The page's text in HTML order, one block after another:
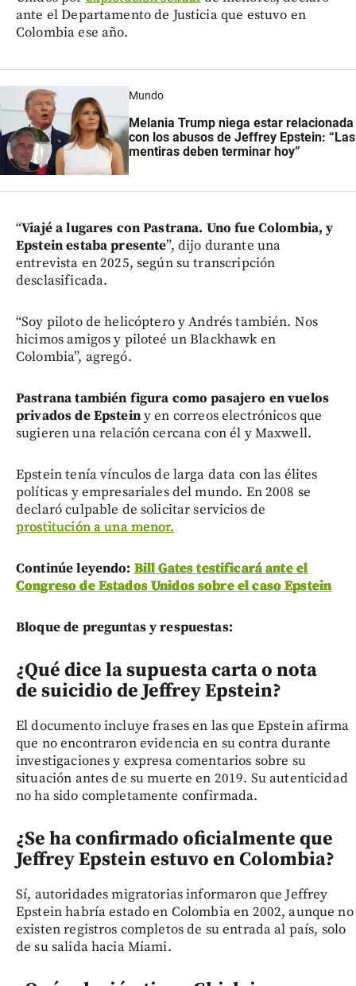
ante el Departamento de Justicia que estuvo en
Colombia ese año.
Mundo
Melania Trump niega estar relacionada
con los abusos de Jeffrey Epstein: “Las
mentiras deben terminar hoy”
“Viajé a lugares con Pastrana. Uno fue Colombia, y
Epstein estaba presente”, dijo durante una
entrevista en 2025, según su transcripción
desclasificada.
“Soy piloto de helicóptero y Andrés también. Nos
hicimos amigos y piloteé un Blackhawk en
Colombia”, agregó.
Pastrana también figura como pasajero en vuelos
privados de Epsteiny en correos electrónicos que
sugieren una relación cercana con él y Maxwell.
Epstein tenía vínculos de larga data con las élites
políticas y empresariales del mundo. En 2008 se
declaró culpable de solicitar servicios de
prostitución a una menor.
Continúe leyendo: Bill Gates testificará ante el
Congreso de Estados Unidos sobre el caso Epstein
Bloque de preguntas y respuestas:
¿Qué dice la supuesta carta o nota
de suicidio de Jeffrey Epstein?
El documento incluye frases en las que Epstein afirma
que no encontraron evidencia en su contra durante
investigaciones y expresa comentarios sobre su
situación antes de su muerte en 2019. Su autenticidad
no ha sido completamente confirmada.
¿Se ha confirmado oficialmente que
Jeffrey Epstein estuvo en Colombia?
Sí, autoridades migratorias informaron que Jeffrey
Epstein habría estado en Colombia en 2002, aunque no
existen registros completos de su entrada al país, solo
de su salida hacia Miami.